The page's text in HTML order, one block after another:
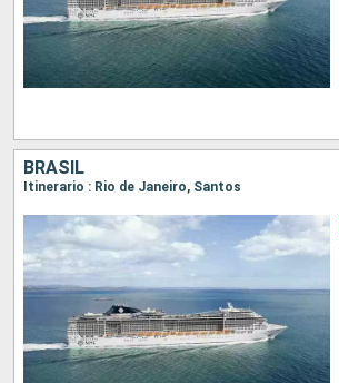
BRASIL
Itinerario : Rio de Janeiro, Santos